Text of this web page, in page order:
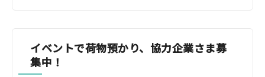
イベントで荷物預かり、協力企業さま募
集中！